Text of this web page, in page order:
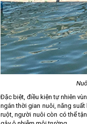
Đặc biệt, điều kiện tự nhiên
ngắn thời gian nuôi, năng
ruột, người nuôi còn có thể